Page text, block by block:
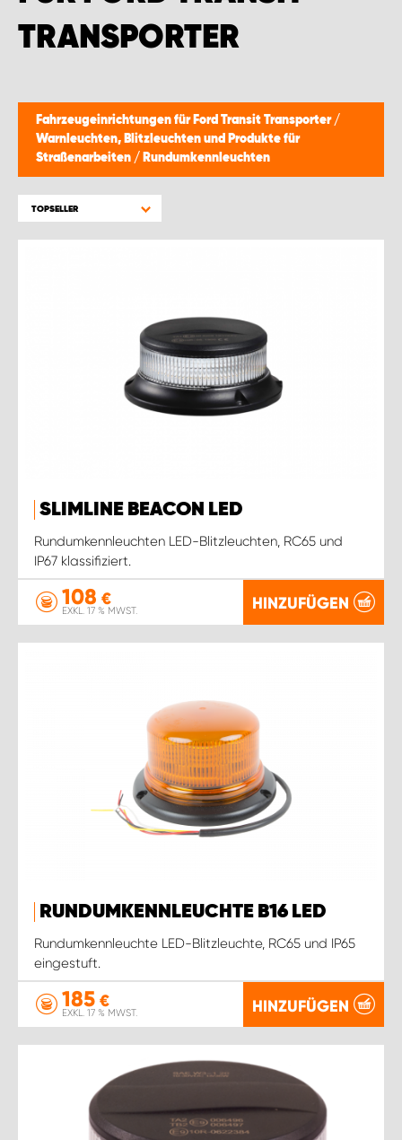
TRANSPORTER
Fahrzeugeinrichtungen für Ford Transit Transporter /
Warnleuchten, Blitzleuchten und Produkte für
Straßenarbeiten / Rundumkennleuchten
TOPSELLER
SLIMLINE BEACON LED
Rundumkennleuchten LED-Blitzleuchten, RC65 und
IP67 klassifiziert.
108 €
EXKL. 17 % MWST. HINZUFÜGEN
RUNDUMKENNLEUCHTE B16 LED
Rundumkennleuchte LED-Blitzleuchte, RC65 und IP65
eingestuft.
185 €
EXKL. 17 % MWST. HINZUFÜGEN